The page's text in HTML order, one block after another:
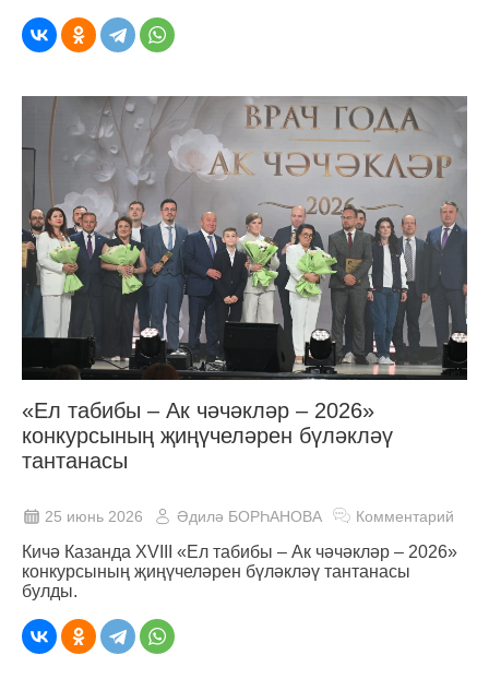
«Ел табибы – Ак чәчәкләр – 2026»
конкурсының җиңүчеләрен бүләкләү
тантанасы
25 июнь 2026 Әдилә БОРҺАНОВА Комментарий
Кичә Казанда XVIII «Ел табибы – Ак чәчәкләр – 2026»
конкурсының җиңүчеләрен бүләкләү тантанасы
булды.